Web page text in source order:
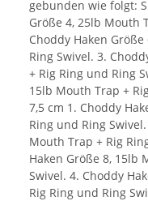
gebunden wie folgt:
Größe 4, 25lb Mouth
Choddy Haken
Ring Swivel. 3.
+ Rig Ring und Ring
15lb Mouth Trap +
7,5 cm 1. Choddy
Ring und Ring
Mouth Trap + Rig
Haken Größe 8, 15lb
Swivel. 4. Choddy
Rig Ring und Ring